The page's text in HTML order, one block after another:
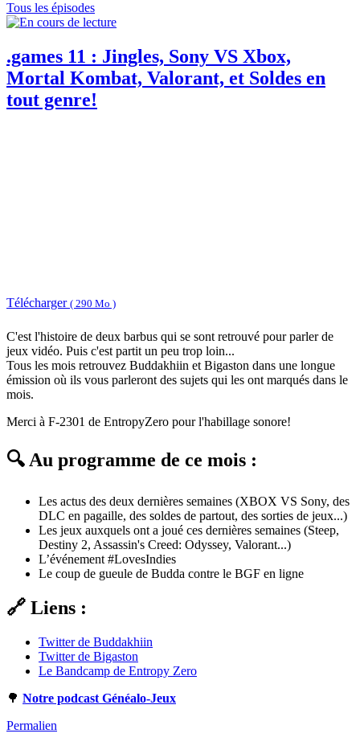
Tous les épisodes
.games 11 : Jingles, Sony VS Xbox,
Mortal Kombat, Valorant, et Soldes en
tout genre!
Télécharger ( 290 Mo )
C'est l'histoire de deux barbus qui se sont retrouvé pour parler de
jeux vidéo. Puis c'est partit un peu trop loin...
Tous les mois retrouvez Buddakhiin et Bigaston dans une longue
émission où ils vous parleront des sujets qui les ont marqués dans le
mois.
Merci à F-2301 de EntropyZero pour l'habillage sonore!
🔍 Au programme de ce mois :
Les actus des deux dernières semaines (XBOX VS Sony, des
DLC en pagaille, des soldes de partout, des sorties de jeux...)
Les jeux auxquels ont a joué ces dernières semaines (Steep,
Destiny 2, Assassin's Creed: Odyssey, Valorant...)
L’événement #LovesIndies
Le coup de gueule de Budda contre le BGF en ligne
🔗 Liens :
Twitter de Buddakhiin
Twitter de Bigaston
Le Bandcamp de Entropy Zero
🌳 Notre podcast Généalo-Jeux
Permalien